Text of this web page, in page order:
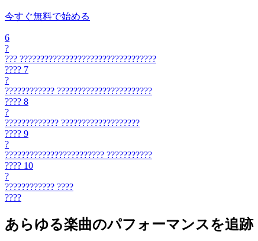
今すぐ無料で始める
6
?
??? ?????????????????????????????????
???? 7
?
???????????? ???????????????????????
???? 8
?
????????????? ???????????????????
???? 9
?
???????????????????????? ???????????
???? 10
?
???????????? ????
????
あらゆる楽曲のパフォーマンスを追跡